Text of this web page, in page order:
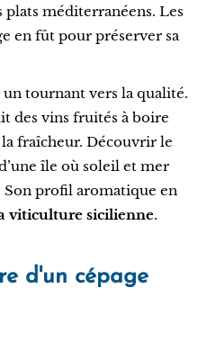
méditerranéens. Les
en fût pour préserver sa
un tournant vers la qualité.
des vins fruités à boire
fraîcheur. Découvrir le
île où soleil et mer
Son profil aromatique en
viticulture sicilienne.
d'un cépage